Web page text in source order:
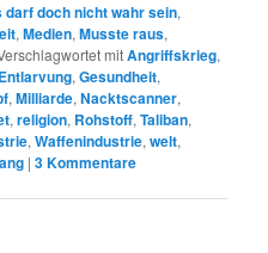
darf doch nicht wahr sein,
,Medien,Musste raus,
mitAngriffskrieg,
Entlarvung,Gesundheit,
,Milliarde,Nacktscanner,
,religion, Rohstoff,Taliban,
,Waffenindustrie,welt,
|3Kommentare